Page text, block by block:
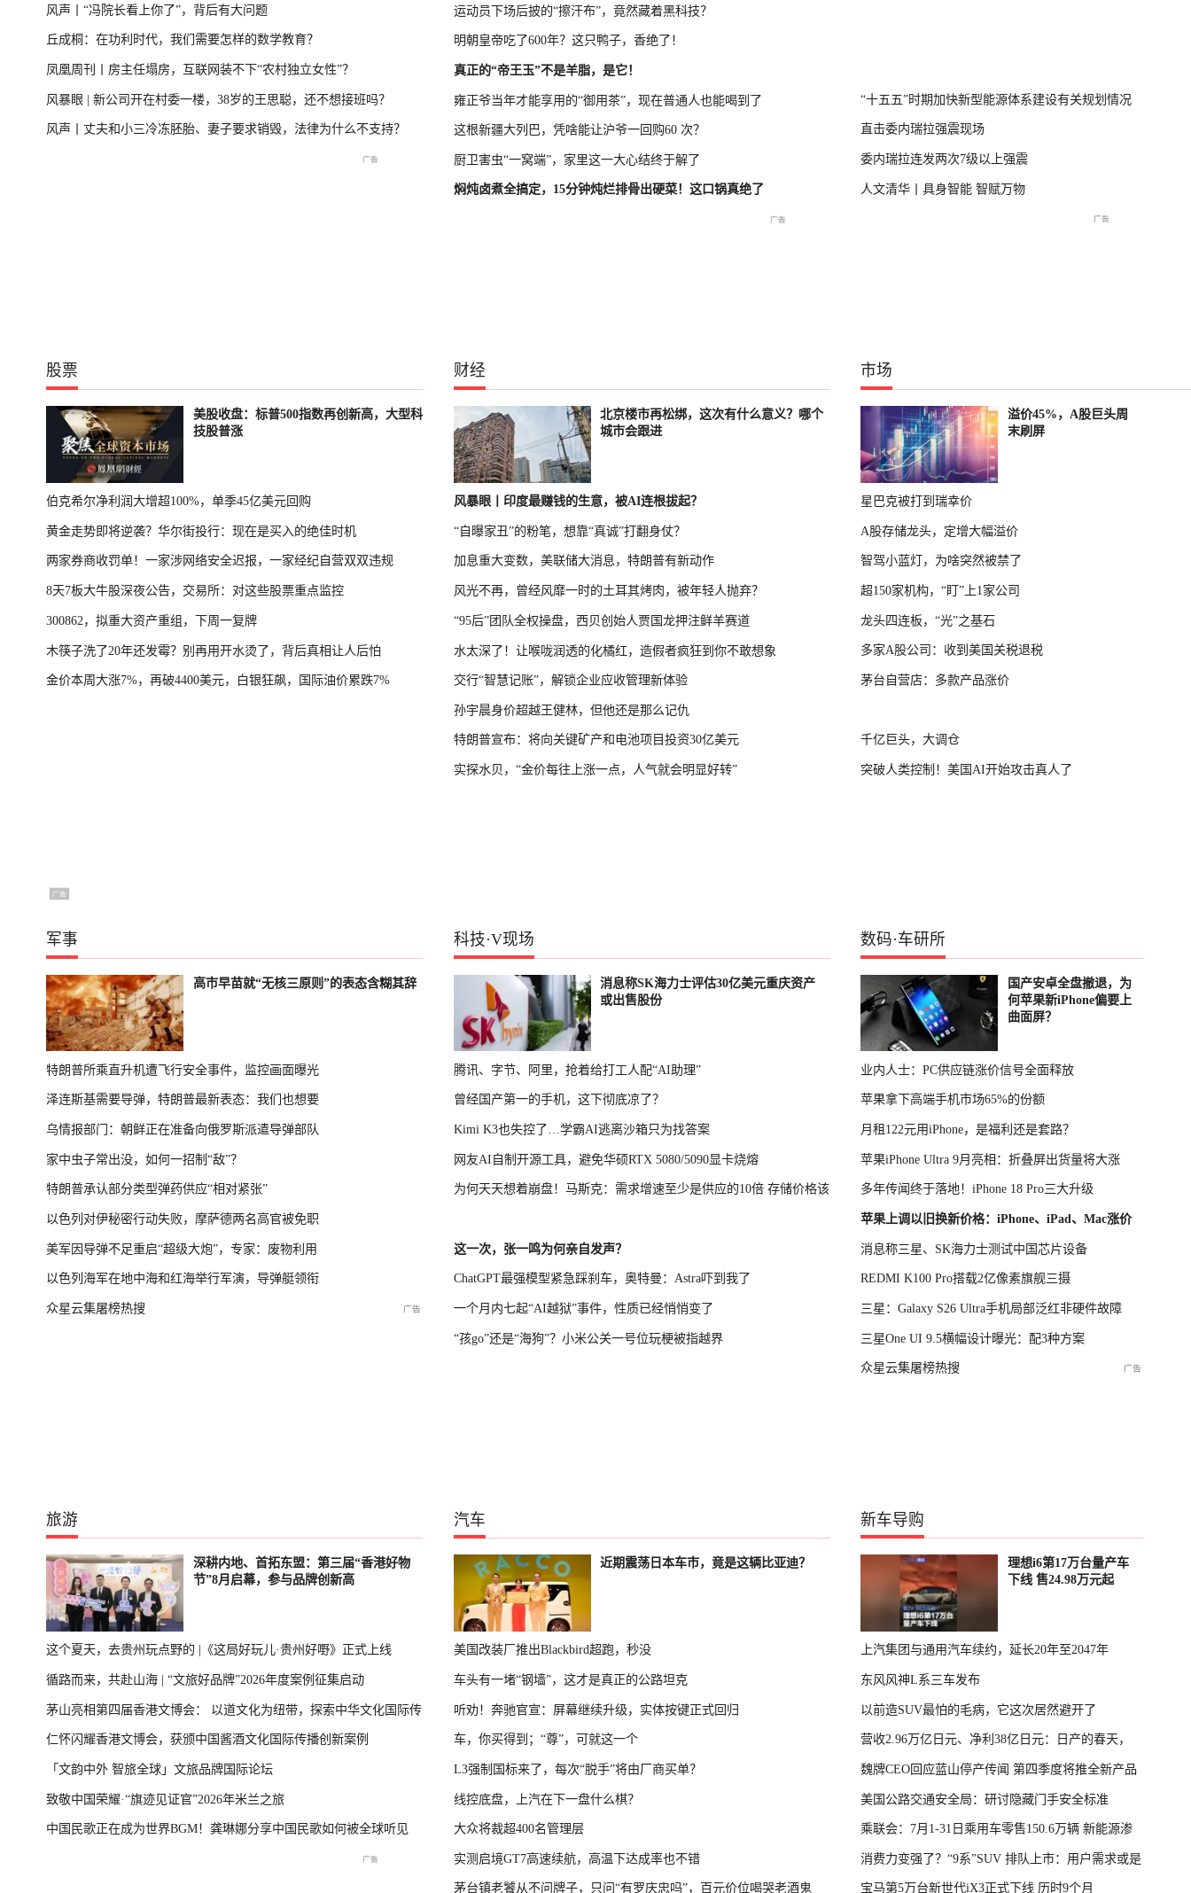
洲？
风声丨“冯院长看上你了”，背后有大问题
丘成桐：在功利时代，我们需要怎样的数学教育？
凤凰周刊丨房主任塌房，互联网装不下“农村独立女性”？
风暴眼 | 新公司开在村委一楼，38岁的王思聪，还不想接班吗？
风声丨丈夫和小三冷冻胚胎、妻子要求销毁，法律为什么不支持？
运动员下场后披的“擦汗布”，竟然藏着黑科技？
明朝皇帝吃了600年？这只鸭子，香绝了！
真正的“帝王玉”不是羊脂，是它！
雍正爷当年才能享用的“御用茶”，现在普通人也能喝到了
这根新疆大列巴，凭啥能让沪爷一回购60 次？
厨卫害虫“一窝端”，家里这一大心结终于解了
焖炖卤煮全搞定，15分钟炖烂排骨出硬菜！这口锅真绝了
交流现场
年大会特别报道
播
经济运行情况
最新进展
“十五五”时期加快新型能源体系建设有关规划情况
直击委内瑞拉强震现场
委内瑞拉连发两次7级以上强震
人文清华丨具身智能 智赋万物
股票
美股收盘：标普500指数再创新高，大型科
技股普涨
伯克希尔净利润大增超100%，单季45亿美元回购
黄金走势即将逆袭？华尔街投行：现在是买入的绝佳时机
两家券商收罚单！一家涉网络安全迟报，一家经纪自营双双违规
8天7板大牛股深夜公告，交易所：对这些股票重点监控
300862，拟重大资产重组，下周一复牌
木筷子洗了20年还发霉？别再用开水烫了，背后真相让人后怕
金价本周大涨7%，再破4400美元，白银狂飙，国际油价累跌7%
财经
北京楼市再松绑，这次有什么意义？哪个
城市会跟进
风暴眼丨印度最赚钱的生意，被AI连根拔起？
“自曝家丑”的粉笔，想靠“真诚”打翻身仗？
加息重大变数，美联储大消息，特朗普有新动作
风光不再，曾经风靡一时的土耳其烤肉，被年轻人抛弃？
“95后”团队全权操盘，西贝创始人贾国龙押注鲜羊赛道
水太深了！让喉咙润透的化橘红，造假者疯狂到你不敢想象
交行“智慧记账”，解锁企业应收管理新体验
孙宇晨身价超越王健林，但他还是那么记仇
特朗普宣布：将向关键矿产和电池项目投资30亿美元
实探水贝，“金价每往上涨一点，人气就会明显好转”
市场
溢价45%，A股巨头周
末刷屏
星巴克被打到瑞幸价
A股存储龙头，定增大幅溢价
智驾小蓝灯，为啥突然被禁了
超150家机构，“盯”上1家公司
龙头四连板，“光”之基石
多家A股公司：收到美国关税退税
茅台自营店：多款产品涨价
千亿巨头，大调仓
突破人类控制！美国AI开始攻击真人了
军事
高市早苗就“无核三原则”的表态含糊其辞
特朗普所乘直升机遭飞行安全事件，监控画面曝光
泽连斯基需要导弹，特朗普最新表态：我们也想要
乌情报部门：朝鲜正在准备向俄罗斯派遣导弹部队
家中虫子常出没，如何一招制“敌”？
特朗普承认部分类型弹药供应“相对紧张”
以色列对伊秘密行动失败，摩萨德两名高官被免职
美军因导弹不足重启“超级大炮”，专家：废物利用
以色列海军在地中海和红海举行军演，导弹艇领衔
众星云集屠榜热搜
科技·V现场
消息称SK海力士评估30亿美元重庆资产
或出售股份
腾讯、字节、阿里，抢着给打工人配“AI助理”
曾经国产第一的手机，这下彻底凉了？
Kimi K3也失控了…学霸AI逃离沙箱只为找答案
网友AI自制开源工具，避免华硕RTX 5080/5090显卡烧熔
为何天天想着崩盘！马斯克：需求增速至少是供应的10倍 存储价格该
这一次，张一鸣为何亲自发声？
ChatGPT最强模型紧急踩刹车，奥特曼：Astra吓到我了
一个月内七起“AI越狱”事件，性质已经悄悄变了
“孩go”还是“海狗”？小米公关一号位玩梗被指越界
数码·车研所
国产安卓全盘撤退，为
何苹果新iPhone偏要上
曲面屏？
业内人士：PC供应链涨价信号全面释放
苹果拿下高端手机市场65%的份额
月租122元用iPhone，是福利还是套路？
苹果iPhone Ultra 9月亮相：折叠屏出货量将大涨
多年传闻终于落地！iPhone 18 Pro三大升级
苹果上调以旧换新价格：iPhone、iPad、Mac涨价
消息称三星、SK海力士测试中国芯片设备
REDMI K100 Pro搭载2亿像素旗舰三摄
三星：Galaxy S26 Ultra手机局部泛红非硬件故障
三星One UI 9.5横幅设计曝光：配3种方案
众星云集屠榜热搜
旅游
深耕内地、首拓东盟：第三届“香港好物
节”8月启幕，参与品牌创新高
这个夏天，去贵州玩点野的 |《这局好玩儿·贵州好嘢》正式上线
循路而来，共赴山海 | “文旅好品牌”2026年度案例征集启动
茅山亮相第四届香港文博会： 以道文化为纽带，探索中华文化国际传
播新表达
仁怀闪耀香港文博会，获颁中国酱酒文化国际传播创新案例
「文韵中外 智旅全球」文旅品牌国际论坛
致敬中国荣耀·“旗迹见证官”2026年米兰之旅
中国民歌正在成为世界BGM！龚琳娜分享中国民歌如何被全球听见
汽车
近期震荡日本车市，竟是这辆比亚迪？
美国改装厂推出Blackbird超跑，秒没
车头有一堵“钢墙”，这才是真正的公路坦克
听劝！奔驰官宣：屏幕继续升级，实体按键正式回归
车，你买得到；“尊”，可就这一个
L3强制国标来了，每次“脱手”将由厂商买单？
线控底盘，上汽在下一盘什么棋？
大众将裁超400名管理层
实测启境GT7高速续航，高温下达成率也不错
茅台镇老饕从不问牌子，只问“有罗庆忠吗”，百元价位喝哭老酒鬼
新车导购
理想i6第17万台量产车
下线 售24.98万元起
上汽集团与通用汽车续约，延长20年至2047年
东风风神L系三车发布
以前造SUV最怕的毛病，它这次居然避开了
营收2.96万亿日元、净利38亿日元：日产的春天，
回来了
魏牌CEO回应蓝山停产传闻 第四季度将推全新产品
美国公路交通安全局：研讨隐藏门手安全标准
乘联会：7月1-31日乘用车零售150.6万辆 新能源渗
透率64.4%
消费力变强了？“9系”SUV 排队上市：用户需求或是
主因
宝马第5万台新世代iX3正式下线 历时9个月